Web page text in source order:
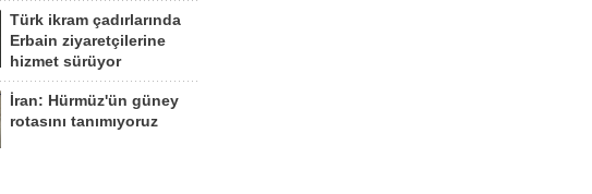
Türk ikram çadırlarında
Erbain ziyaretçilerine
hizmet sürüyor
İran: Hürmüz'ün güney
rotasını tanımıyoruz